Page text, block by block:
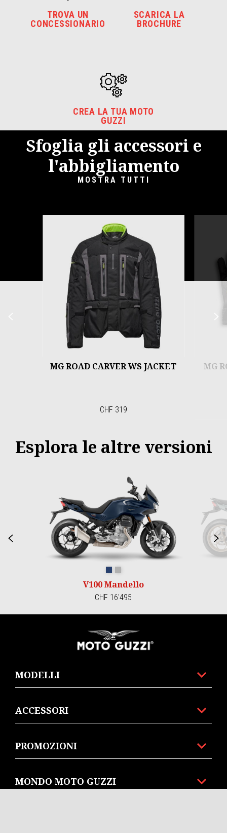
TROVA UN
CONCESSIONARIO
SCARICA LA
BROCHURE
CREA LA TUA MOTO
GUZZI
Sfoglia gli accessori e
l'abbigliamento
MOSTRA TUTTI
MG ROAD CARVER WS JACKET
CHF 319
MG
Esplora le altre versioni
Precedente
V100 Mandello
CHF 16'495
MODELLI
ACCESSORI
PROMOZIONI
MONDO MOTO GUZZI